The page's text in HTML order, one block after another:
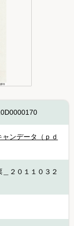
ンデータ（ｐｄ
２０１１０３２